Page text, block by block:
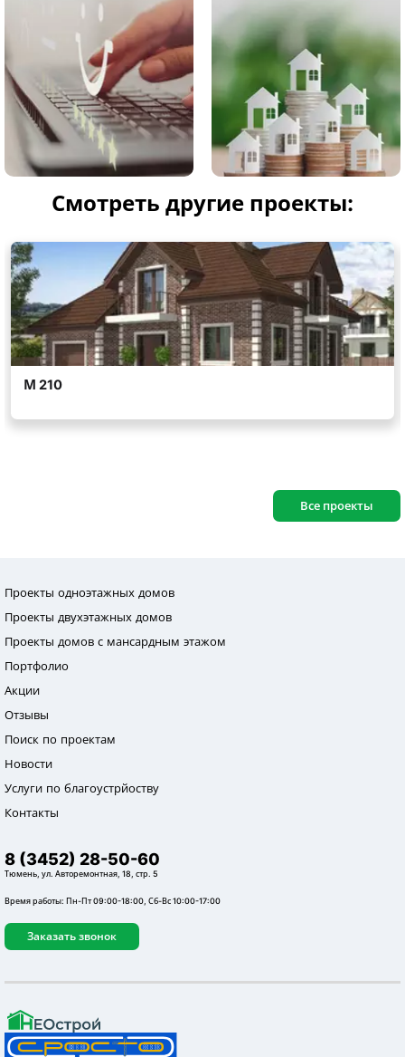
Смотреть другие проекты:
Все проекты
Проекты одноэтажных домов
Проекты двухэтажных домов
Проекты домов с мансардным этажом
Портфолио
Акции
Отзывы
Поиск по проектам
Новости
Услуги по благоустрйоству
Контакты
8 (3452) 28-50-60
Тюмень, ул. Авторемонтная, 18, стр. 5
Время работы: Пн-Пт 09:00-18:00, Сб-Вс 10:00-17:00
Заказать звонок